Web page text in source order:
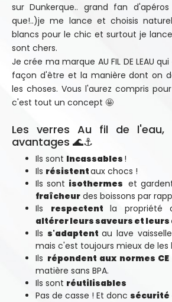
sur Dunkerque.. grand fan
que!..)je me lance et choisis
blancs pour le chic et surtout je
sont chers.
Je crée ma marque AU FIL DE LEAU
façon d'être et la manière dont on
les choses. Vous l'aurez compris pour
c'est tout un concept 🤩
Les verres Au fil de l'eau,
avantages 🌊⚓
Ils sont Incassables !
Ils résistentaux chocs !
Ils sont isothermes et
fraîcheur des boissons par
Ils respectent la propriété
altérer leurs saveurs et leurs
Ils s'adaptent au lave
mais c'est toujours mieux de les
Ils répondent aux normes CE
matière sans BPA.
Ils sont réutilisables
Pas de casse ! Et donc sécurité